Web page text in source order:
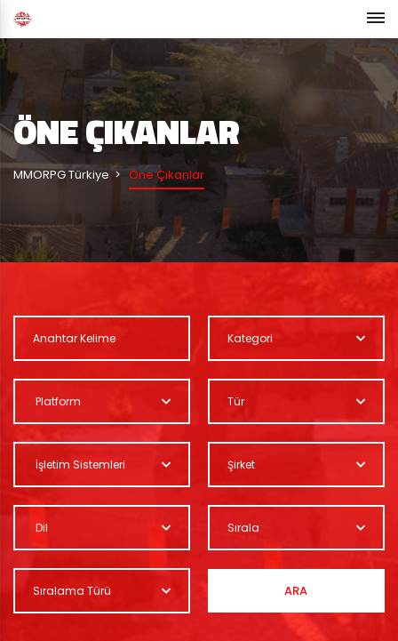
ÖNE ÇIKANLAR
MMORPG Türkiye Öne Çıkanlar
Kategori
Platform Tür
İşletim Sistemleri Şirket
Dil Sırala
Sıralama Türü ARA